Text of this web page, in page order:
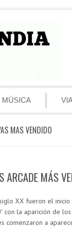
MÚSICA
MAS VENDIDO
ARCADE MÁS
XX fueron el
con la aparición de
comenzaron a